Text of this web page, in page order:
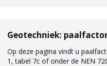
Geotechniek:
Op deze pagina vindt u
1, tabel 7c of onder de NEN